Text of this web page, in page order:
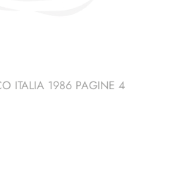
ITALIA 1986 PAGINE 4